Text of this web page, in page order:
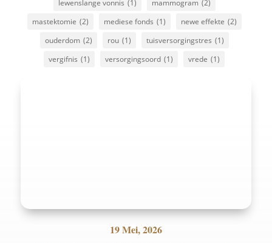
lewenslange vonnis (1) mammogram (2)
mastektomie (2) mediese fonds (1) newe effekte (2)
ouderdom (2) rou (1) tuisversorgingstres (1)
vergifnis (1) versorgingsoord (1) vrede (1)
19 Mei, 2026